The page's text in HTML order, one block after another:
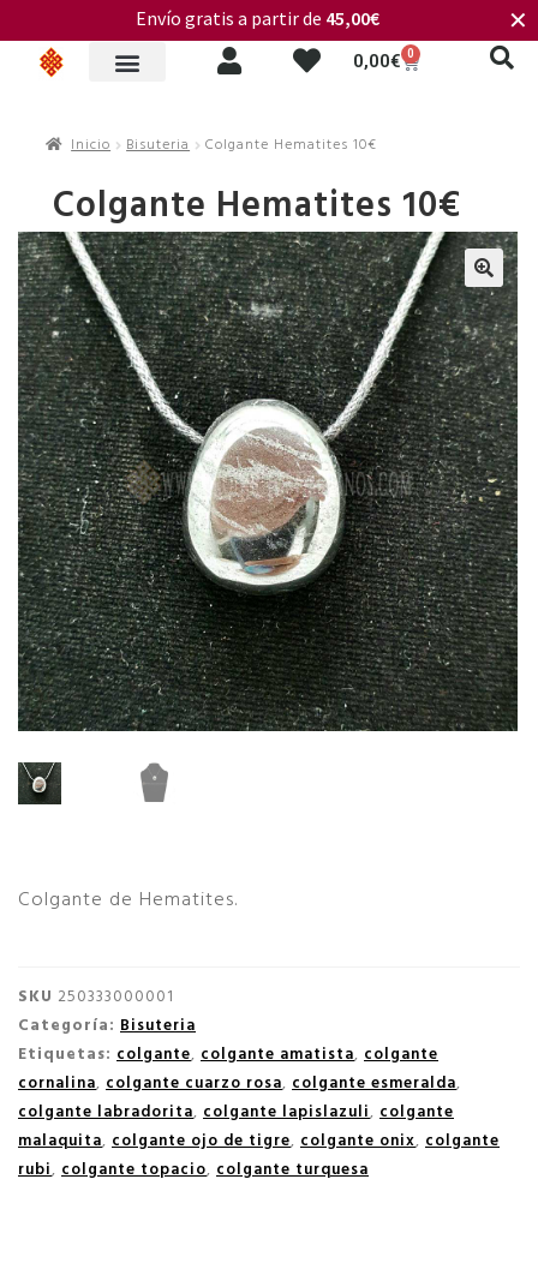
0,00€ 0
Envío gratis a partir de 45,00€ ✕
Inicio Bisuteria Colgante Hematites 10€
Colgante Hematites 10€
🔍
Colgante de Hematites.
SKU 250333000001
Categoría: Bisuteria
Etiquetas: colgante, colgante amatista, colgante
cornalina, colgante cuarzo rosa, colgante esmeralda,
colgante labradorita, colgante lapislazuli, colgante
malaquita, colgante ojo de tigre, colgante onix, colgante
rubi, colgante topacio, colgante turquesa